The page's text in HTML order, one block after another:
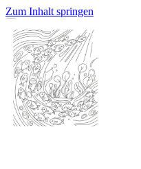
Zum Inhalt springen